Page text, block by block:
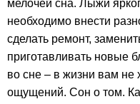
мелочей сна. Лыжи
необходимо внести
сделать ремонт,
приготавливать новые
во сне – в жизни вам не
ощущений. Сон о том.